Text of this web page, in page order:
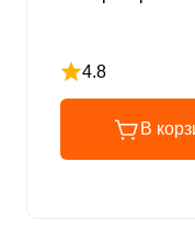
4.8
Рейтинг 4.8 из 5
В